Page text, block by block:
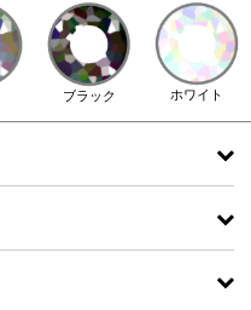
ブラック ホワイト